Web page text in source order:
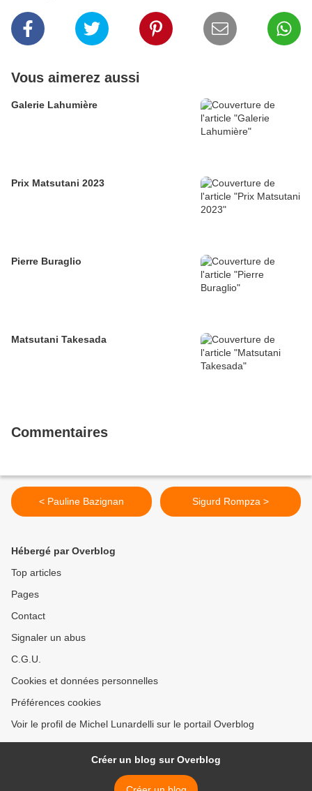
Vous aimerez aussi
Galerie Lahumière
Prix Matsutani 2023
Pierre Buraglio
Matsutani Takesada
Commentaires
< Pauline Bazignan Sigurd Rompza >
Hébergé par Overblog
Top articles
Pages
Contact
Signaler un abus
C.G.U.
Cookies et données personnelles
Préférences cookies
Voir le profil de Michel Lunardelli sur le portail Overblog
Créer un blog sur Overblog